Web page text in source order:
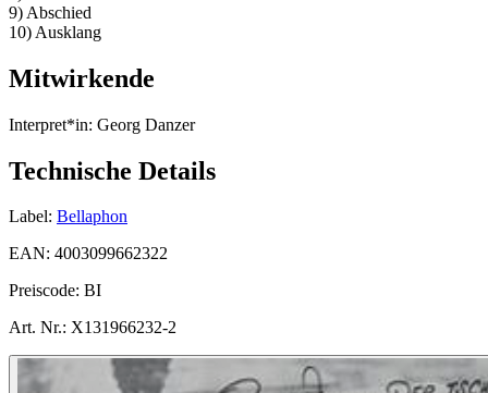
9) Abschied
10) Ausklang
Mitwirkende
Interpret*in: Georg Danzer
Technische Details
Label: Bellaphon
EAN: 4003099662322
Preiscode: BI
Art. Nr.: X131966232-2